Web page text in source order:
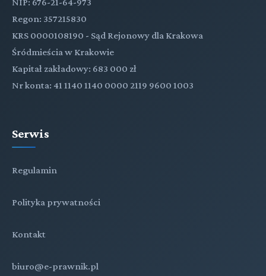
Regon: 357215830
KRS 0000108190 - Sąd Rejonowy dla Krakowa
Śródmieścia w Krakowie
Kapitał zakładowy: 683 000 zł
Nr konta: 41 1140 1140 0000 2119 9600 1003
Serwis
Regulamin
Polityka prywatności
Kontakt
biuro@e-prawnik.pl